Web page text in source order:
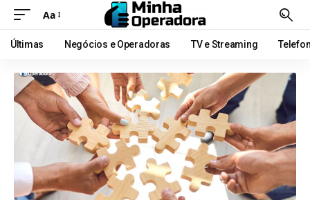
Aa
Últimas Negócios e Operadoras TV e Streaming